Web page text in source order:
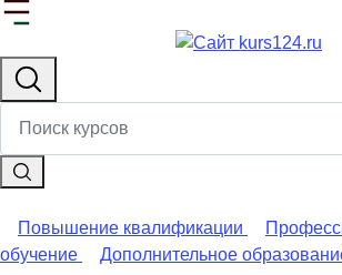
Повышение квалификации
обучение
Дополнительное